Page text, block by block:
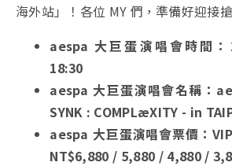
海外站」！各位 MY 們，準備好迎接
aespa 大巨蛋演唱會時間：
18:30
aespa 大巨蛋演唱會名稱：
SYNK : COMPLæXITY - in
aespa 大巨蛋演唱會票價：
NT$6,880 / 5,880 / 4,880 /